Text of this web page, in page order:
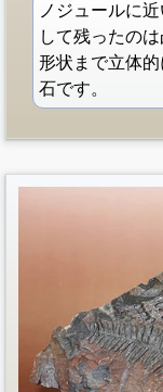
ノジュールに
して残ったの
形状まで立体
石です。